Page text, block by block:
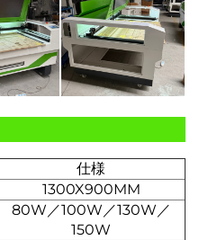
仕様
1300X900MM
80W／100W／130W／
150W